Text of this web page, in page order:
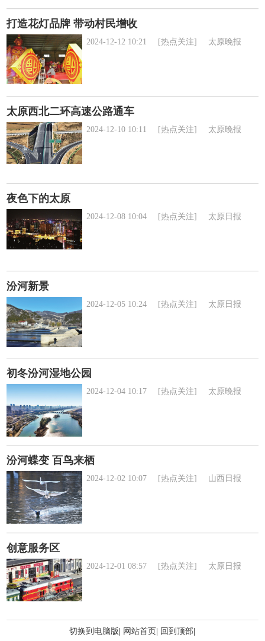
打造花灯品牌 带动村民增收
2024-12-12 10:21 [热点关注] 太原晚报
太原西北二环高速公路通车
2024-12-10 10:11 [热点关注] 太原晚报
夜色下的太原
2024-12-08 10:04 [热点关注] 太原日报
汾河新景
2024-12-05 10:24 [热点关注] 太原日报
初冬汾河湿地公园
2024-12-04 10:17 [热点关注] 太原晚报
汾河蝶变 百鸟来栖
2024-12-02 10:07 [热点关注] 山西日报
创意服务区
2024-12-01 08:57 [热点关注] 太原日报
切换到电脑版 网站首页 回到顶部